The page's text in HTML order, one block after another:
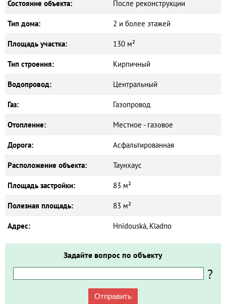
Состояние объекта: После реконструкции
Тип дома: 2 и более этажей
Площадь участка: 130 м²
Тип строения: Кирпичный
Водопровод: Центральный
Газ: Газопровод
Отопление: Местное - газовое
Дорога: Асфальтированная
Расположение объекта: Таунхаус
Площадь застройки: 83 м²
Полезная площадь: 83 м²
Адрес: Hnidouská, Kladno
Задайте вопрос по объекту
?
Отправить